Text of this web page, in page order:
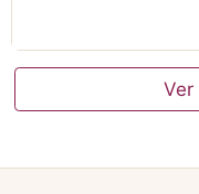
Ver